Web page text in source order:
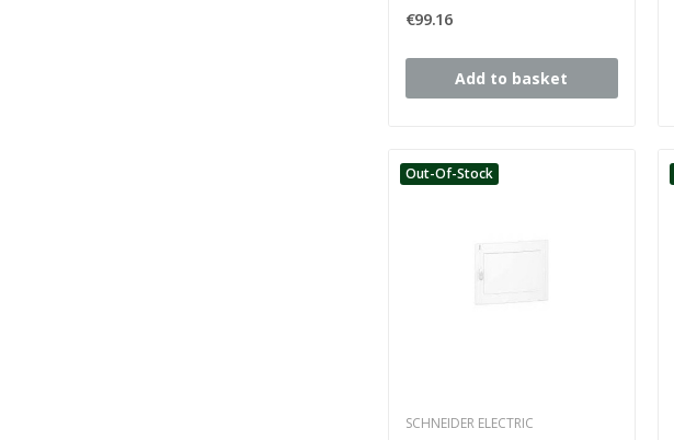
€99.16
Add to basket
Out-Of-Stock
SCHNEIDER ELECTRIC